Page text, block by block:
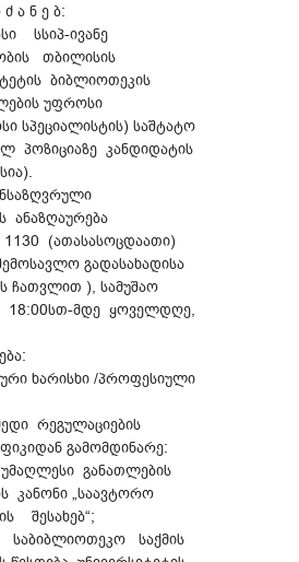
ა ნ ე ბ:
სსიპ-ივანე
თბილისის
ბიბლიოთეკის
უფროსი
სპეციალისტის) საშტატო
პოზიციაზე კანდიდატის
ანაზღაურება
1130 (ათასასოცდაათი)
გადასახადისა
ჩათვლით ), სამუშაო
18:00სთ-მდე ყოველდღე,
ხარისხი /პროფესიული
რეგულაციების
გამომდინარე:
განათლების
კანონი „საავტორო
შესახებ“;
საბიბლიოთეკო საქმის